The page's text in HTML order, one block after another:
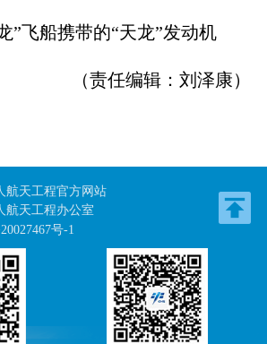
”飞船携带的“天龙”发动机
（责任编辑：刘泽康）
航天工程官方网站
航天工程办公室
号-1